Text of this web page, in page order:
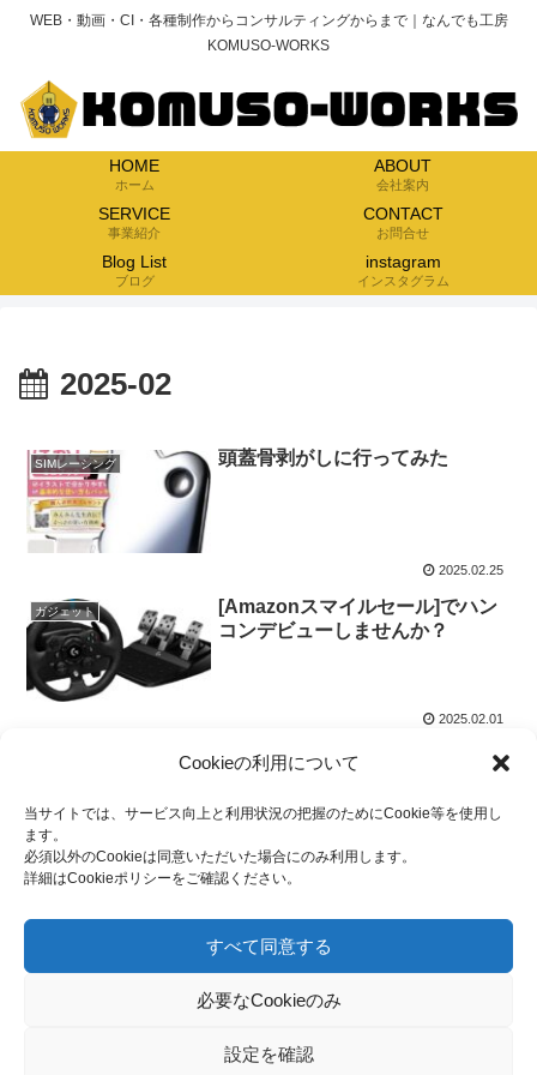
Cookieの利用について
当サイトでは、サービス向上と利用状況の把握のためにCookie等を使用し
ます。
必須以外のCookieは同意いただいた場合にのみ利用します。
詳細はCookieポリシーをご確認ください。
すべて同意する
必要なCookieのみ
設定を確認
WEB・動画・CI・各種制作からコンサルティングからまで｜なんでも工房
KOMUSO-WORKS
HOME
ホーム
ABOUT
会社案内
SERVICE
事業紹介
CONTACT
お問合せ
Blog List
ブログ
instagram
インスタグラム
2025-02
SIMレーシング 頭蓋骨剥がしに行ってみた
2025.02.25
ガジェット
[Amazonスマイルセール]でハン
コンデビューしませんか？
2025.02.01
スポンサーリンク